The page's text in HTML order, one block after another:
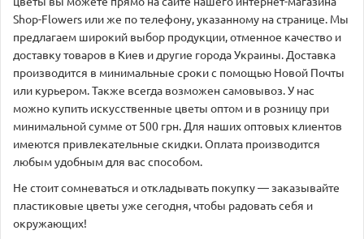
Shop-Flowers или же по телефону, указанному на странице. Мы
предлагаем широкий выбор продукции, отменное качество и
доставку товаров в Киев и другие города Украины. Доставка
производится в минимальные сроки с помощью Новой Почты
или курьером. Также всегда возможен самовывоз. У нас
можно купить искусственные цветы оптом и в розницу при
минимальной сумме от 500 грн. Для наших оптовых клиентов
имеются привлекательные скидки. Оплата производится
любым удобным для вас способом.
Не стоит сомневаться и откладывать покупку — заказывайте
пластиковые цветы уже сегодня, чтобы радовать себя и
окружающих!